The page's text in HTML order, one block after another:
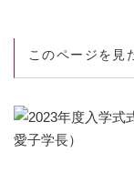
このページを見